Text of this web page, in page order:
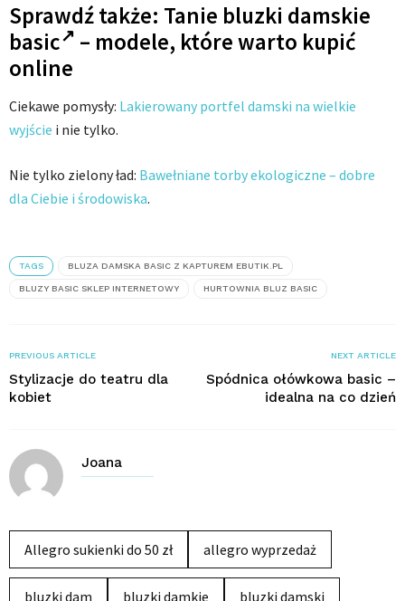
Sprawdź także: Tanie bluzki damskie
basic
– modele, które warto kupić
online
Ciekawe pomysły: Lakierowany portfel damski na wielkie
wyjście i nie tylko.
Nie tylko zielony ład: Bawełniane torby ekologiczne – dobre
dla Ciebie i środowiska.
TAGS BLUZA DAMSKA BASIC Z KAPTUREM EBUTIK.PL
BLUZY BASIC SKLEP INTERNETOWY HURTOWNIA BLUZ BASIC
PREVIOUS ARTICLE
Stylizacje do teatru dla
kobiet
NEXT ARTICLE
Spódnica ołówkowa basic –
idealna na co dzień
Joana
Allegro sukienki do 50 zł allegro wyprzedaż
bluzki dam bluzki damkie bluzki damski